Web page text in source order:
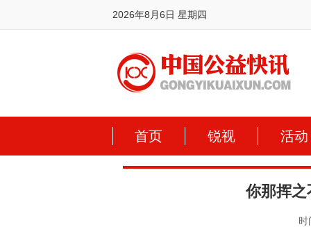
2026年8月6日 星期四
首页 锐视 活动
你那挥之
时